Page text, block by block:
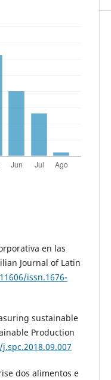
en las
Journal of Latin
issn.1676-
sustainable
Production
dos alimentos e